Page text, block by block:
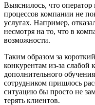
Выяснилось, что оператор
процессов компании не
услугах. Например,
несмотря на то, что в
возможности.
Таким образом за
конкурентам из-за слабой
дополнительного
сотрудником пришлось
ситуацию бы просто не
терять клиентов.